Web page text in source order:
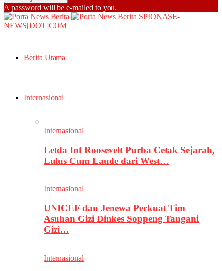
A password will be e-mailed to you.
SPIONASE-
NEWS[DOT]COM
Berita Utama
Internasional
Internasional
Letda Inf Roosevelt Purba Cetak Sejarah,
Lulus Cum Laude dari West…
Internasional
UNICEF dan Jenewa Perkuat Tim
Asuhan Gizi Dinkes Soppeng Tangani
Gizi…
Internasional